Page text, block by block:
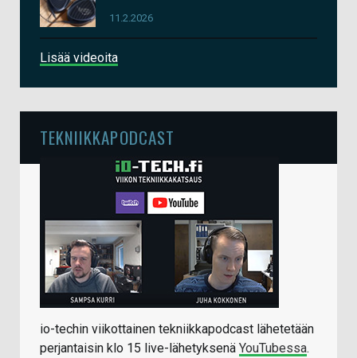
11.2.2026
Lisää videoita
TEKNIIKKAPODCAST
io-techin viikottainen tekniikkapodcast lähetetään
perjantaisin klo 15 live-lähetyksenä YouTubessa.